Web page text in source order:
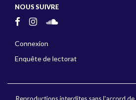
NOUS SUIVRE
Connexion
Enquête de lectorat